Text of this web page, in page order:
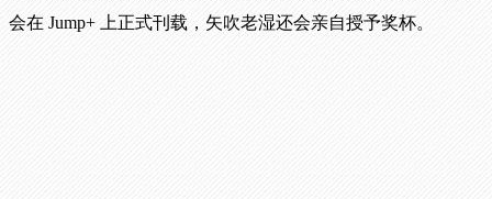
会在 Jump+ 上正式刊载，矢吹老湿还会亲自授予奖杯。